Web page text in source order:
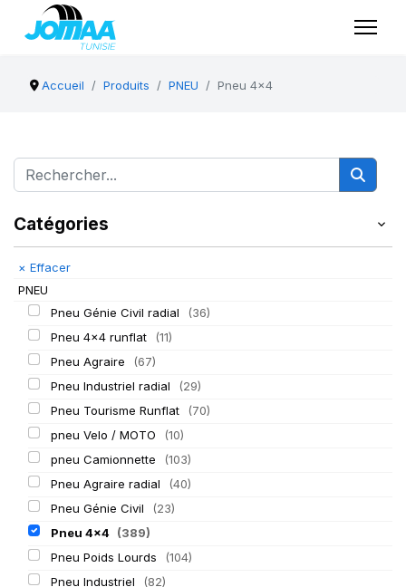
Accueil Produits PNEU Pneu 4x4
Catégories
× Effacer
PNEU
Pneu Génie Civil radial
(36)
Pneu 4x4 runflat
(11)
Pneu Agraire
(67)
Pneu Industriel radial
(29)
Pneu Tourisme Runflat
(70)
pneu Velo / MOTO
(10)
pneu Camionnette
(103)
Pneu Agraire radial
(40)
Pneu Génie Civil
(23)
Pneu 4x4 (389)
Pneu Poids Lourds
(104)
Pneu Industriel
(82)